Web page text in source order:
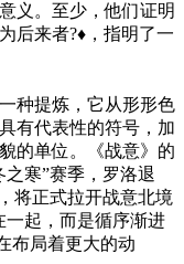
义。至少，他们证明
后来者?♦，指明了一
种提炼，它从形形色
有代表性的符号，加
的单位。《战意》的
寒”赛季，罗洛退
将正式拉开战意北境
一起，而是循序渐进
布局着更大的动